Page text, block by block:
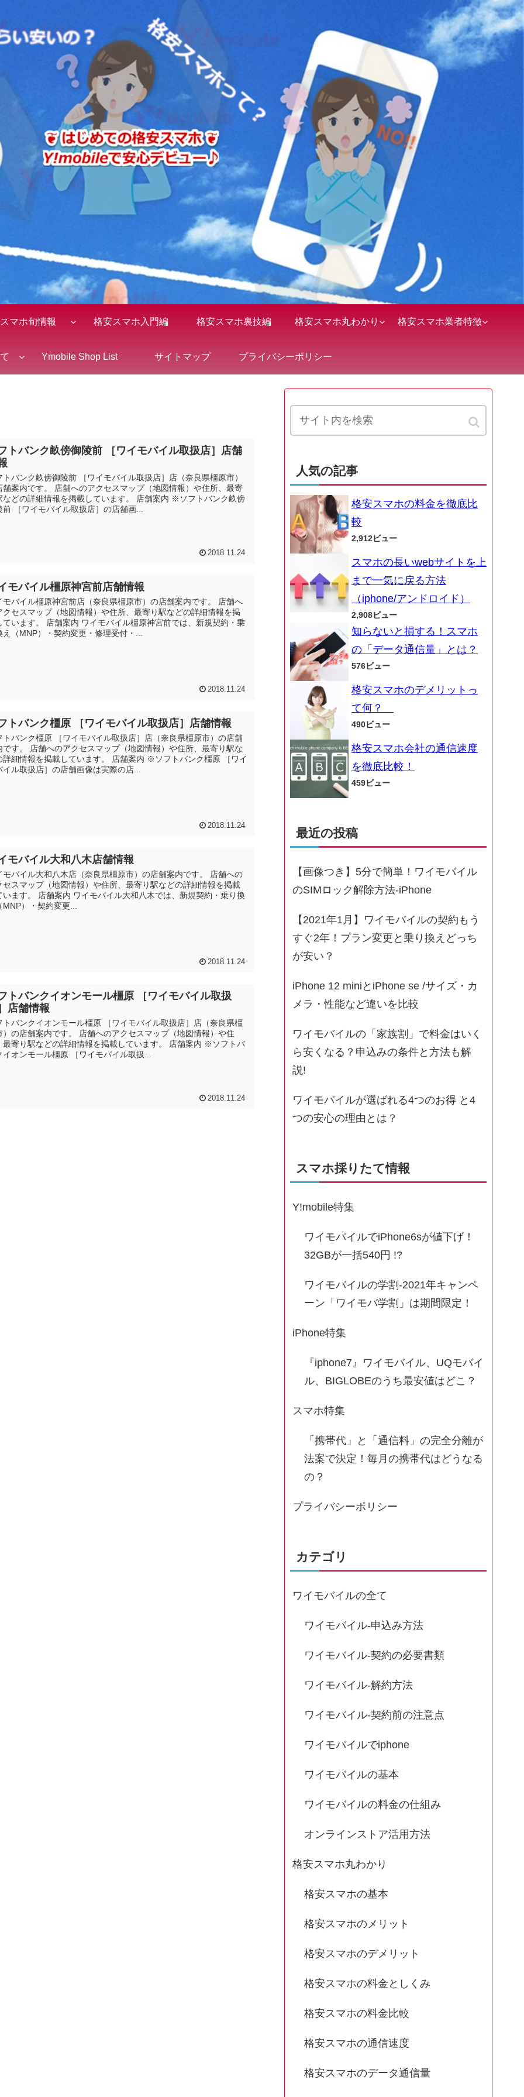
スマホ旬情報 格安スマホ入門編 格安スマホ裏技編 格安スマホ丸わかり 格安スマホ業者特徴
Ymobile Shop List サイトマップ プライバシーポリシー
トバンク畝傍御陵前 ［ワイモバイル取扱店］店舗
トバンク畝傍御陵前 ［ワイモバイル取扱店］店（奈良県橿原市）
舗案内です。 店舗へのアクセスマップ（地図情報）や住所、最寄
などの詳細情報を掲載しています。 店舗案内 ※ソフトバンク畝傍
前 ［ワイモバイル取扱店］の店舗画...
2018.11.24
モバイル橿原神宮前店舗情報
モバイル橿原神宮前店（奈良県橿原市）の店舗案内です。 店舗へ
クセスマップ（地図情報）や住所、最寄り駅などの詳細情報を掲
ています。 店舗案内 ワイモバイル橿原神宮前では、新規契約・乗
え（MNP）・契約変更・修理受付・...
2018.11.24
トバンク橿原 ［ワイモバイル取扱店］店舗情報
トバンク橿原 ［ワイモバイル取扱店］店（奈良県橿原市）の店舗
です。 店舗へのアクセスマップ（地図情報）や住所、最寄り駅な
詳細情報を掲載しています。 店舗案内 ※ソフトバンク橿原 ［ワイ
イル取扱店］の店舗画像は実際の店...
2018.11.24
モバイル大和八木店舗情報
モバイル大和八木店（奈良県橿原市）の店舗案内です。 店舗への
セスマップ（地図情報）や住所、最寄り駅などの詳細情報を掲載
います。 店舗案内 ワイモバイル大和八木では、新規契約・乗り換
MNP）・契約変更...
2018.11.24
トバンクイオンモール橿原 ［ワイモバイル取扱
店舗情報
トバンクイオンモール橿原 ［ワイモバイル取扱店］店（奈良県橿
）の店舗案内です。 店舗へのアクセスマップ（地図情報）や住
最寄り駅などの詳細情報を掲載しています。 店舗案内 ※ソフトバ
イオンモール橿原 ［ワイモバイル取扱...
2018.11.24
人気の記事
格安スマホの料金を徹底比
較
2,912ビュー
スマホの長いwebサイトを上
まで一気に戻る方法
（iphone/アンドロイド）
2,908ビュー
知らないと損する！スマホ
の「データ通信量」とは？
576ビュー
格安スマホのデメリットっ
て何？
490ビュー
格安スマホ会社の通信速度
を徹底比較！
459ビュー
最近の投稿
【画像つき】5分で簡単！ワイモバイル
のSIMロック解除方法-iPhone
【2021年1月】ワイモバイルの契約もう
すぐ2年！プラン変更と乗り換えどっち
が安い？
iPhone 12 miniとiPhone se /サイズ・カ
メラ・性能など違いを比較
ワイモバイルの「家族割」で料金はいく
ら安くなる？申込みの条件と方法も解
説!
ワイモバイルが選ばれる4つのお得 と4
つの安心の理由とは？
スマホ採りたて情報
Y!mobile特集
ワイモバイルでiPhone6sが値下げ！
32GBが一括540円 !?
ワイモバイルの学割-2021年キャンペ
ーン「ワイモバ学割」は期間限定！
iPhone特集
『iphone7』ワイモバイル、UQモバイ
ル、BIGLOBEのうち最安値はどこ？
スマホ特集
「携帯代」と「通信料」の完全分離が
法案で決定！毎月の携帯代はどうなる
の？
プライバシーポリシー
カテゴリ
ワイモバイルの全て
ワイモバイル-申込み方法
ワイモバイル-契約の必要書類
ワイモバイル-解約方法
ワイモバイル-契約前の注意点
ワイモバイルでiphone
ワイモバイルの基本
ワイモバイルの料金の仕組み
オンラインストア活用方法
格安スマホ丸わかり
格安スマホの基本
格安スマホのメリット
格安スマホのデメリット
格安スマホの料金としくみ
格安スマホの料金比較
格安スマホの通信速度
格安スマホのデータ通信量